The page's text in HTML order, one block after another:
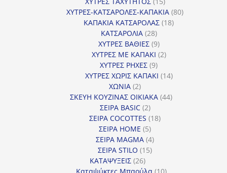
προϊόντα
ΧΥΤΡΕΣ-ΚΑΤΣΑΡΟΛΕΣ-ΚΑΠΑΚΙΑ 8080
ΚΑΠΑΚΙΑ ΚΑΤΣΑΡΟΛΑΣ 1818
ΚΑΤΣΑΡΟΛΙΑ 2828
προϊόντα
ΧΥΤΡΕΣ ΒΑΘΙΕΣ 99
προϊόντα
ΧΥΤΡΕΣ ΜΕ ΚΑΠΑΚΙ 22
ΧΥΤΡΕΣ ΡΗΧΕΣ 99
προϊόντα
ΧΥΤΡΕΣ ΧΩΡΙΣ ΚΑΠΑΚΙ 1414
ΧΩΝΙΑ 22
προϊόντα
ΣΚΕΥΗ ΚΟΥΖΙΝΑΣ ΟΙΚΙΑΚΑ 4444
ΣΕΙΡΑ BASIC 22
προϊόντα
ΣΕΙΡΑ COCOTTES 1818
ΣΕΙΡΑ HOME 55
προϊόντα
ΣΕΙΡΑ MAGMA 44
προϊόντα
ΣΕΙΡΑ STILO 1515
ΚΑΤΑΨΥΞΕΙΣ 2626
προϊόντα
Καταψύκτες Μπαούλα 1010